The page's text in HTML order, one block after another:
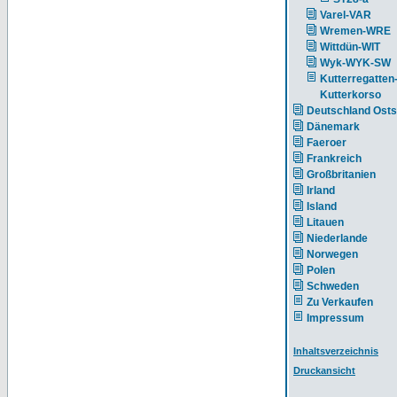
Varel-VAR
Wremen-WRE
Wittdün-WIT
Wyk-WYK-SW
Kutterregatten-
Kutterkorso
Deutschland
Dänemark
Faeroer
Frankreich
Großbritanien
Irland
Island
Litauen
Niederlande
Norwegen
Polen
Schweden
Zu Verkaufen
Impressum
Inhaltsverzeichnis
Druckansicht